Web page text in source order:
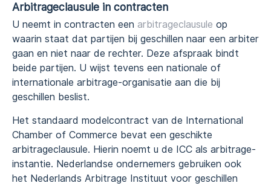
Arbitrageclausule in contracten
U neemt in contracten een arbitrageclausule op
waarin staat dat partijen bij geschillen naar een arbiter
gaan en niet naar de rechter. Deze afspraak bindt
beide partijen. U wijst tevens een nationale of
internationale arbitrage-organisatie aan die bij
geschillen beslist.
Het standaard modelcontract van de International
Chamber of Commerce bevat een geschikte
arbitrageclausule. Hierin noemt u de ICC als arbitrage-
instantie. Nederlandse ondernemers gebruiken ook
het Nederlands Arbitrage Instituut voor geschillen